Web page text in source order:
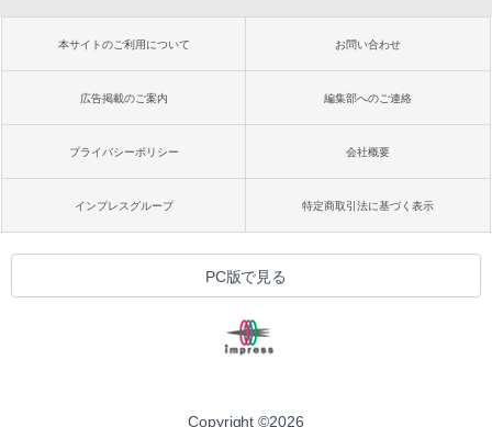
本サイトのご利用について お問い合わせ
広告掲載のご案内 編集部へのご連絡
プライバシーポリシー 会社概要
インプレスグループ 特定商取引法に基づく表示
PC版で見る
Copyright ©2026